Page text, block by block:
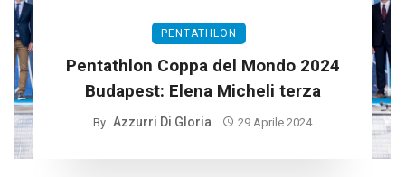
PENTATHLON
Pentathlon Coppa del Mondo 2024
Budapest: Elena Micheli terza
By Azzurri Di Gloria 29 Aprile 2024